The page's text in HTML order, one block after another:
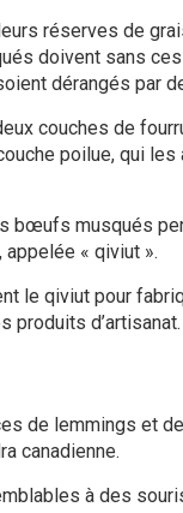
réserves de
doivent sans
dérangés par
couches de
poilue, qui les
bœufs musqués
appelée « qiviut ».
le qiviut pour
produits d’artisanat.
de lemmings et
canadienne.
à des